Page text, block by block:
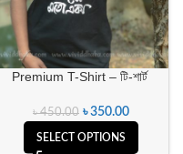
Premium T-Shirt – টি-শার্ট
৳450.00 ৳350.00
SELECT OPTIONS